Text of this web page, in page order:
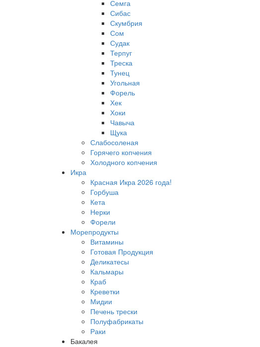
Семга
Сибас
Скумбрия
Сом
Судак
Терпуг
Треска
Тунец
Угольная
Форель
Хек
Хоки
Чавыча
Щука
Слабосоленая
Горячего копчения
Холодного копчения
Икра
Красная Икра 2026 года!
Горбуша
Кета
Нерки
Форели
Морепродукты
Витамины
Готовая Продукция
Деликатесы
Кальмары
Краб
Креветки
Мидии
Печень трески
Полуфабрикаты
Раки
Бакалея